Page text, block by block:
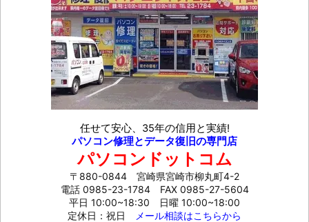
任せて安心、35年の信用と実績!
パソコン修理とデータ復旧の専門店
パソコンドットコム
〒880-0844 宮崎県宮崎市柳丸町4-2
電話 0985-23-1784FAX 0985-27-5604
平日 10:00~18:30 日曜 10:00~18:00
定休日：祝日
メール相談はこちらから